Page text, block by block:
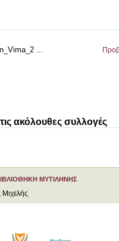
...
ακόλουθες συλλογές
ΜΥΤΙΛΗΝΗΣ